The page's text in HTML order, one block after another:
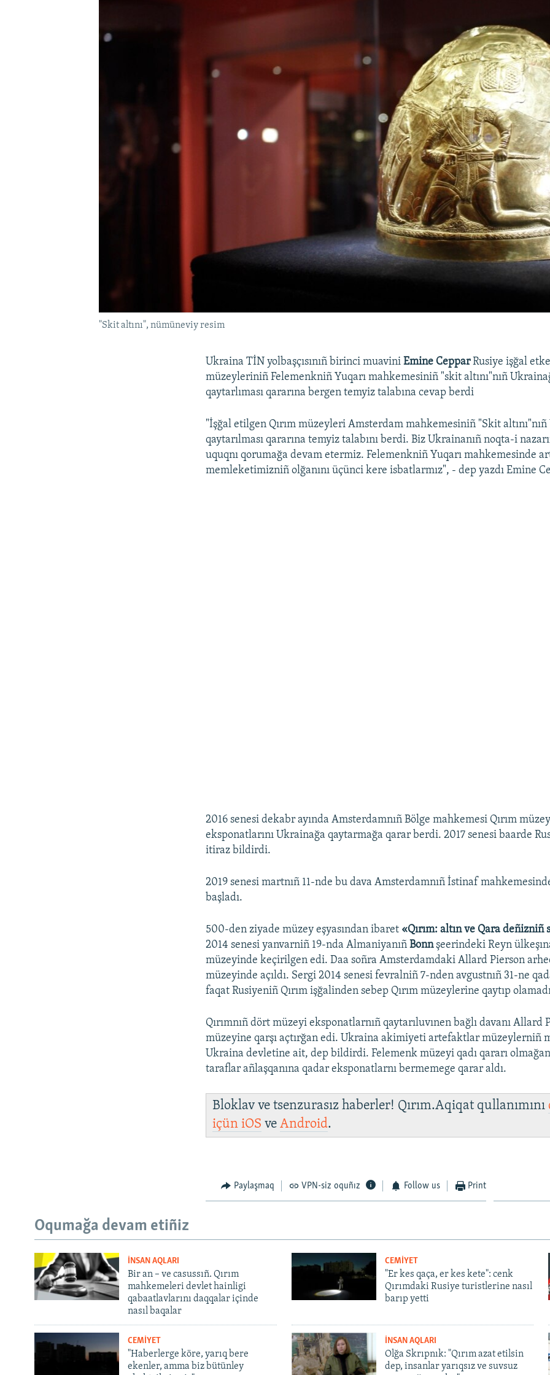
"Skit altını", nümüneviy resim
Ukraina TİN yolbaşçısınıñ birinci muaviniEmine CepparRusiye işğal
müzeyleriniñ Felemenkniñ Yuqarı mahkemesiniñ "skit altını"nıñ
qaytarlıması qararına bergen temyiz talabına cevap berdi
"İşğal etilgen Qırım müzeyleri Amsterdam mahkemesiniñ "Skit
qaytarılması qararına temyiz talabını berdi. Biz Ukrainanıñ noqta-i
uquqnı qorumağa devam etermiz. Felemenkniñ Yuqarı mahkemesinde
memleketimizniñ olğanını üçünci kere isbatlarmız", - dep yazdı Emine
2016 senesi dekabr ayında Amsterdamnıñ Bölge mahkemesi Qırım
eksponatlarını Ukrainağa qaytarmağa qarar berdi. 2017 senesi baarde
itiraz bildirdi.
2019 senesi martnıñ 11-nde bu dava Amsterdamnıñ İstinaf
başladı.
500-den ziyade müzey eşyasından ibaret «Qırım: altın ve Qara deñizniñ
2014 senesi yanvarniñ 19-nda AlmaniyanıñBonnşeerindeki Reyn
müzeyinde keçirilgen edi. Daa soñra Amsterdamdaki Allard Pierson
müzeyinde açıldı. Sergi 2014 senesi fevralniñ 7-nden avgustnıñ 31-ne
faqat Rusiyeniñ Qırım işğalinden sebep Qırım müzeylerine qaytıp
Qırımnıñ dört müzeyi eksponatlarnıñ qaytarıluvınen bağlı davanı Allard
müzeyine qarşı açtırğan edi. Ukraina akimiyeti artefaktlar müzeylerniñ
Ukraina devletine ait, dep bildirdi. Felemenk müzeyi qadı qararı
taraflar añlaşqanına qadar eksponatlarnı bermemege qarar aldı.
Bloklav ve tsenzurasız haberler! Qırım.Aqiqat qullanımını
içüniOS veAndroid.
Paylaşmaq VPN-siz oquñız Follow us Print
Oqumağa devam etiñiz
İNSAN AQLARI
Bir an – ve casussıñ. Qırım
mahkemeleri devlet hainligi
qabaatlavlarını daqqalar içinde
nasıl baqalar
CEMİYET
"Er kes qaça, er kes kete": cenk
Qırımdaki Rusiye turistlerine nasıl
barıp yetti
CEMİYET
"Haberlerge köre, yarıq bere
ekenler, amma biz bütünley
İNSAN AQLARI
Olğa Skrıpnık: "Qırım azat etilsin
dep, insanlar yarıqsız ve suvsuz